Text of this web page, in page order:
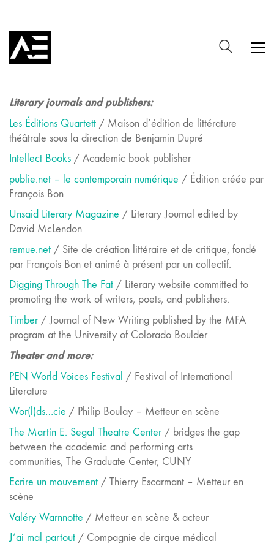
Literary journals and publishers:
Les Éditions Quartett / Maison d’édition de littérature
théâtrale sous la direction de Benjamin Dupré
Intellect Books / Academic book publisher
publie.net – le contemporain numérique / Édition créée par
François Bon
Unsaid Literary Magazine / Literary Journal edited by
David McLendon
remue.net / Site de création littéraire et de critique, fondé
par François Bon et animé à présent par un collectif.
Digging Through The Fat / Literary website committed to
promoting the work of writers, poets, and publishers.
Timber/ Journal of New Writing published by the MFA
program at the University of Colorado Boulder
Theater and more:
PEN World Voices Festival / Festival of International
Literature
Wor( )ds…cie / Philip Boulay – Metteur en scène
The Martin E. Segal Theatre Center/ bridges the gap
between the academic and performing arts
communities, The Graduate Center, CUNY
Ecrire un mouvement / Thierry Escarmant – Metteur en
scène
Valéry Warnnotte / Metteur en scène & acteur
J’ai mal partout / Compagnie de cirque médical